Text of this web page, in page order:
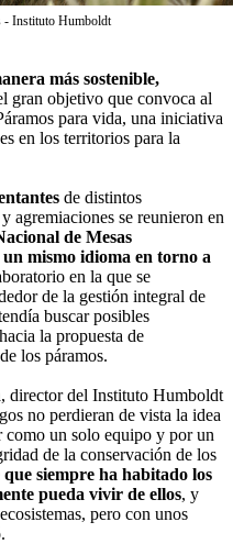
- Instituto Humboldt
más sostenible,
gran objetivo que convoca al
para vida, una iniciativa
en los territorios para la
de distintos
agremiaciones se reunieron en
de Mesas
mismo idioma en torno a
en la que se
de la gestión integral de
buscar posibles
la propuesta de
los páramos.
director del Instituto Humboldt
no perdieran de vista la idea
como un solo equipo y por un
de la conservación de los
siempre ha habitado los
pueda vivir de ellos, y
pero con unos